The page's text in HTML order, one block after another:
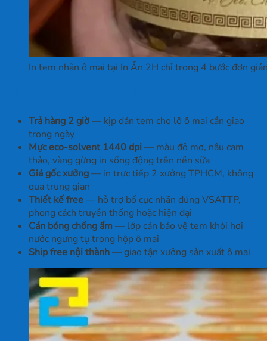
In tem nhãn ô mai tại In Ấn 2H chỉ trong 4 bước đơn
Trả hàng 2 giờ— kịp dán tem cho lô ô mai cần giao
trong ngày
Mực eco-solvent 1440 dpi— màu đỏ mơ, nâu cam
thảo, vàng gừng in sống động trên nền sữa
Giá gốc xưởng— in trực tiếp 2 xưởng TPHCM, không
qua trung gian
Thiết kế free— hỗ trợ bố cục nhãn đúng VSATTP,
phong cách truyền thống hoặc hiện đại
Cán bóng chống ẩm — lớp cán bảo vệ tem khỏi hơi
nước ngưng tụ trong hộp ô mai
Ship free nội thành— giao tận xưởng sản xuất ô mai